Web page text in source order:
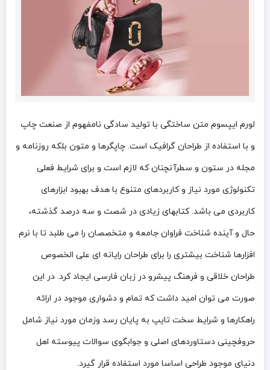
لورم ایپسوم متن ساختگی با تولید سادگی نامفهوم از صنعت چاپ
و با استفاده از طراحان گرافیک است. چاپگرها و متون بلکه روزنامه و
مجله در ستون و سطرآنچنان که لازم است و برای شرایط فعلی
تکنولوژی مورد نیاز و کاربردهای متنوع با هدف بهبود ابزارهای
کاربردی می باشد. کتابهای زیادی در شصت و سه درصد گذشته،
حال و آینده شناخت فراوان جامعه و متخصصان را می طلبد تا با نرم
افزارها شناخت بیشتری را برای طراحان رایانه ای علی الخصوص
طراحان خلاقی و فرهنگ پیشرو در زبان فارسی ایجاد کرد. در این
صورت می توان امید داشت که تمام و دشواری موجود در ارائه
راهکارها و شرایط سخت تایپ به پایان رسد وزمان مورد نیاز شامل
حروفچینی دستاوردهای اصلی و جوابگوی سوالات پیوسته اهل
دنیای موجود طراحی اساسا مورد استفاده قرار گیرد.